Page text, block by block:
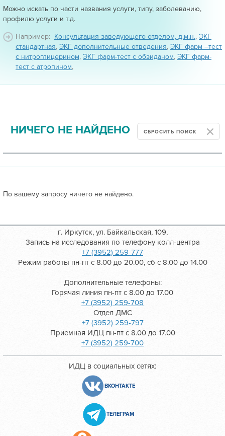
Можно искать по части названия услуги, типу, заболеванию,
профилю услуги и т.д.
Например: Консультация заведующего отделом, д.м.н., ЭКГ
стандартная, ЭКГ дополнительные отведения, ЭКГ фарм –тест
с нитроглицерином, ЭКГ фарм-тест с обзиданом, ЭКГ фарм-
тест с атропином,
НИЧЕГО НЕ НАЙДЕНО СБРОСИТЬ ПОИСК
По вашему запросу ничего не найдено.
г. Иркутск, ул. Байкальская, 109,
Запись на исследования по телефону колл-центра
+7 (3952) 259-777
Режим работы пн-пт с 8.00 до 20.00, сб с 8.00 до 14.00
Дополнительные телефоны:
Горячая линия пн-пт с 8.00 до 17.00
+7 (3952) 259-708
Отдел ДМС
+7 (3952) 259-797
Приемная ИДЦ пн-пт с 8.00 до 17.00
+7 (3952) 259-700
ИДЦ в социальных сетях:
ВКОНТАКТЕ
ТЕЛЕГРАМ